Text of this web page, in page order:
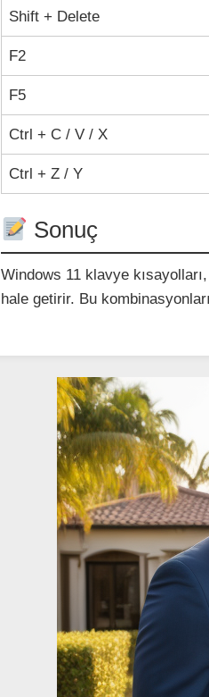
Shift + Delete
F2
F5
Ctrl + C / V / X
Ctrl + Z / Y
Sonuç
Windows 11 klavye
hale getirir. Bu